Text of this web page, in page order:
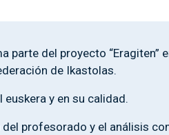
del proyecto “Eragiten”
de Ikastolas.
y en su calidad.
profesorado y el análisis